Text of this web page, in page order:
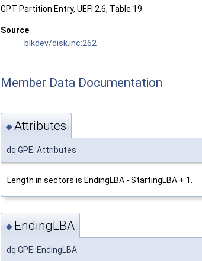
GPT Partition Entry, UEFI 2.6, Table 19.
Source
blkdev/disk.inc:262
Member Data Documentation
◆Attributes
dq GPE::Attributes
Length in sectors is EndingLBA - StartingLBA + 1.
◆ EndingLBA
dq GPE::EndingLBA